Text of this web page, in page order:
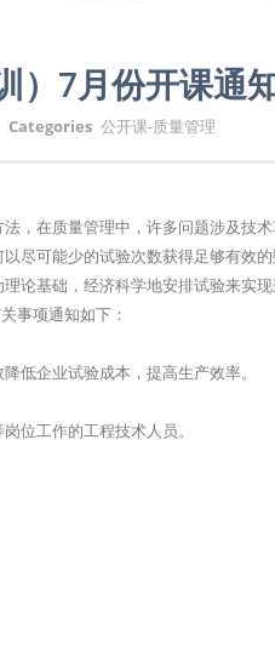
）7月份开课通
Categories 公开课-质量管理
，在质量管理中，许多问题涉及技
尽可能少的试验次数获得足够有效
论基础，经济科学地安排试验来实
事项通知如下：
低企业试验成本，提高生产效率。
位工作的工程技术人员。